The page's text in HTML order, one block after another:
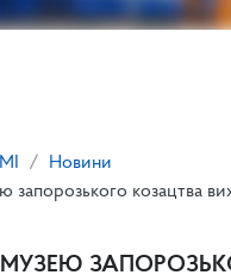
Новини
запорозького козацтва
МУЗЕЮ